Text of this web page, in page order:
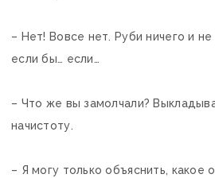
– Нет! Вовсе нет. Руби ничего и
если бы… если…
– Что же вы замолчали?
начистоту.
– Я могу только объяснить, какое